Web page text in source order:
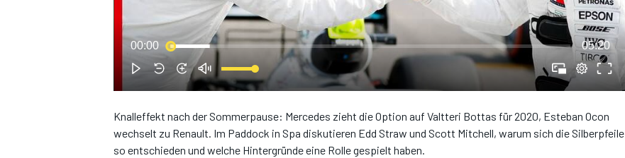
DTM
00:00 05:20
Knalleffekt nach der Sommerpause: Mercedes zieht die Option auf Valtteri Bottas für 2020, Esteban Ocon
wechselt zu Renault. Im Paddock in Spa diskutieren Edd Straw und Scott Mitchell, warum sich die Silberpfeile
so entschieden und welche Hintergründe eine Rolle gespielt haben.